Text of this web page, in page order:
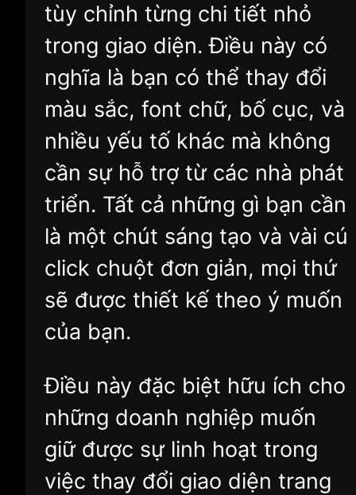
tùy chỉnh từng chi tiết nhỏ
trong giao diện. Điều này có
nghĩa là bạn có thể thay đổi
màu sắc, font chữ, bố cục, và
nhiều yếu tố khác mà không
cần sự hỗ trợ từ các nhà phát
triển. Tất cả những gì bạn cần
là một chút sáng tạo và vài cú
click chuột đơn giản, mọi thứ
sẽ được thiết kế theo ý muốn
của bạn.
Điều này đặc biệt hữu ích cho
những doanh nghiệp muốn
giữ được sự linh hoạt trong
việc thay đổi giao diện trang